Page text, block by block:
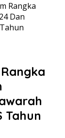
Rangka
Dan
Tahun